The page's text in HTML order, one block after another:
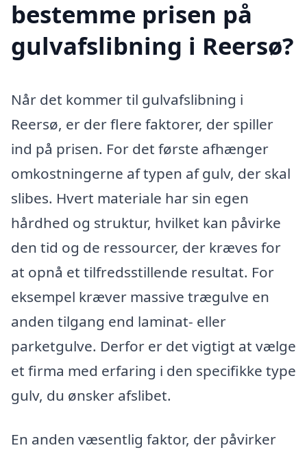
bestemme prisen på
gulvafslibning i Reersø?
Når det kommer til gulvafslibning i
Reersø, er der flere faktorer, der spiller
ind på prisen. For det første afhænger
omkostningerne af typen af gulv, der skal
slibes. Hvert materiale har sin egen
hårdhed og struktur, hvilket kan påvirke
den tid og de ressourcer, der kræves for
at opnå et tilfredsstillende resultat. For
eksempel kræver massive trægulve en
anden tilgang end laminat- eller
parketgulve. Derfor er det vigtigt at vælge
et firma med erfaring i den specifikke type
gulv, du ønsker afslibet.
En anden væsentlig faktor, der påvirker